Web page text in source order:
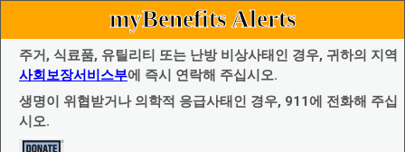
myBenefits Alerts
주거, 식료품, 유틸리티 또는 난방 비상사태인 경우, 귀하의 지역
사회보장서비스부에 즉시 연락해 주십시오.
생명이 위협받거나 의학적 응급사태인 경우, 911에 전화해 주십
시오.